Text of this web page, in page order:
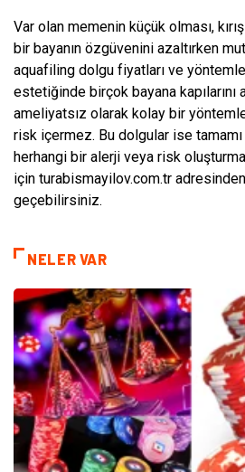
Var olan memenin küçük olması,
bir bayanın özgüvenini azaltırken
aquafiling dolgu fiyatları ve
estetiğinde birçok bayana kapılarını
ameliyatsız olarak kolay bir
risk içermez. Bu dolgular ise
herhangi bir alerji veya risk
için turabismayilov.com.tr
geçebilirsiniz.
NELER VAR